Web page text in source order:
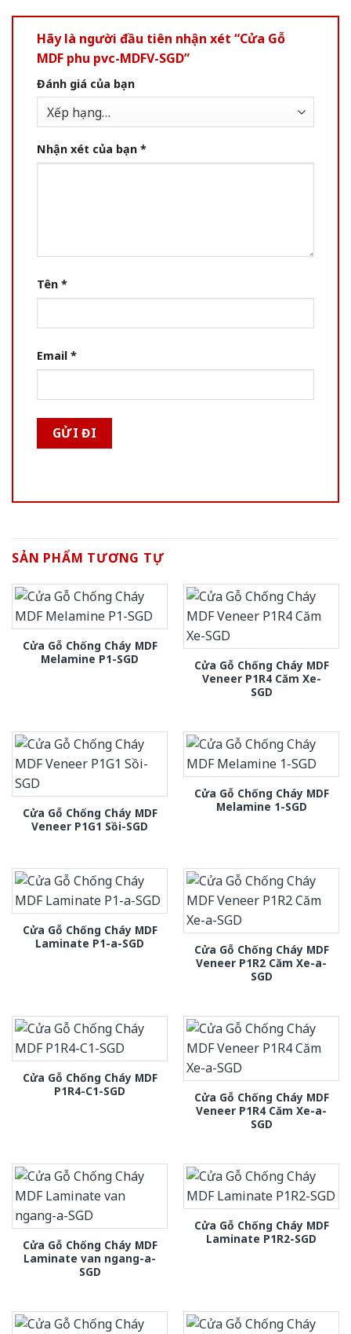
Hãy là người đầu tiên nhận xét “Cửa Gỗ
MDF phu pvc-MDFV-SGD”
Đánh giá của bạn
Nhận xét của bạn *
Tên *
Email *
SẢN PHẨM TƯƠNG TỰ
Cửa Gỗ Chống Cháy MDF
Melamine P1-SGD
Cửa Gỗ Chống Cháy MDF
Veneer P1R4 Căm Xe-
SGD
Cửa Gỗ Chống Cháy MDF
Veneer P1G1 Sồi-SGD
Cửa Gỗ Chống Cháy MDF
Melamine 1-SGD
Cửa Gỗ Chống Cháy MDF
Laminate P1-a-SGD
Cửa Gỗ Chống Cháy MDF
Veneer P1R2 Căm Xe-a-
SGD
Cửa Gỗ Chống Cháy MDF
P1R4-C1-SGD
Cửa Gỗ Chống Cháy MDF
Veneer P1R4 Căm Xe-a-
SGD
Cửa Gỗ Chống Cháy MDF
Laminate van ngang-a-
SGD
Cửa Gỗ Chống Cháy MDF
Laminate P1R2-SGD